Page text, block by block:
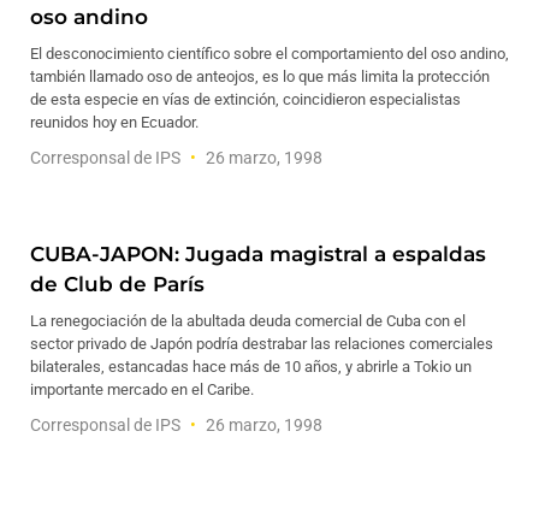
oso andino
El desconocimiento científico sobre el comportamiento del oso andino,
también llamado oso de anteojos, es lo que más limita la protección
de esta especie en vías de extinción, coincidieron especialistas
reunidos hoy en Ecuador.
Corresponsal de IPS 26 marzo, 1998
CUBA-JAPON: Jugada magistral a espaldas
de Club de París
La renegociación de la abultada deuda comercial de Cuba con el
sector privado de Japón podría destrabar las relaciones comerciales
bilaterales, estancadas hace más de 10 años, y abrirle a Tokio un
importante mercado en el Caribe.
Corresponsal de IPS 26 marzo, 1998